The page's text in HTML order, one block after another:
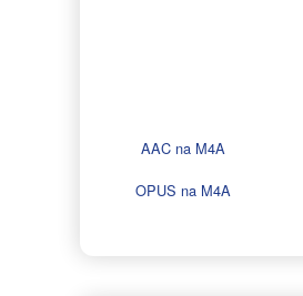
AAC na M4A
OPUS na M4A